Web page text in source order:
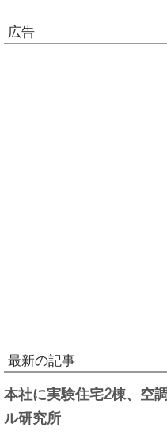
広告
最新の記事
本社に実験住宅2棟、空
ル研究所